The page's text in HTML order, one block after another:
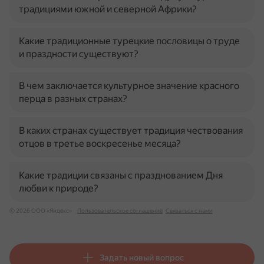
традициями южной и северной Африки?
Какие традиционные турецкие пословицы о труде
и праздности существуют?
В чем заключается культурное значение красного
перца в разных странах?
В каких странах существует традиция чествования
отцов в третье воскресенье месяца?
Какие традиции связаны с празднованием Дня
любви к природе?
© 2026 ООО «Яндекс» Пользовательское соглашение Связаться с нами
Задать новый вопрос